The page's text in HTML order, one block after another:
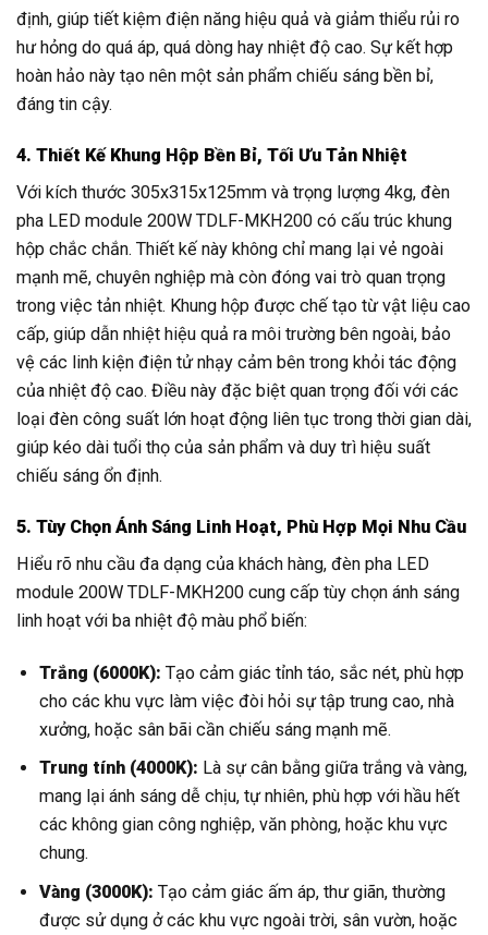
định, giúp tiết kiệm điện năng hiệu quả và giảm thiểu rủi ro
hư hỏng do quá áp, quá dòng hay nhiệt độ cao. Sự kết hợp
hoàn hảo này tạo nên một sản phẩm chiếu sáng bền bỉ,
đáng tin cậy.
4. Thiết Kế Khung Hộp Bền Bỉ, Tối Ưu Tản Nhiệt
Với kích thước 305x315x125mm và trọng lượng 4kg, đèn
pha LED module 200W TDLF-MKH200 có cấu trúc khung
hộp chắc chắn. Thiết kế này không chỉ mang lại vẻ ngoài
mạnh mẽ, chuyên nghiệp mà còn đóng vai trò quan trọng
trong việc tản nhiệt. Khung hộp được chế tạo từ vật liệu cao
cấp, giúp dẫn nhiệt hiệu quả ra môi trường bên ngoài, bảo
vệ các linh kiện điện tử nhạy cảm bên trong khỏi tác động
của nhiệt độ cao. Điều này đặc biệt quan trọng đối với các
loại đèn công suất lớn hoạt động liên tục trong thời gian dài,
giúp kéo dài tuổi thọ của sản phẩm và duy trì hiệu suất
chiếu sáng ổn định.
5. Tùy Chọn Ánh Sáng Linh Hoạt, Phù Hợp Mọi Nhu Cầu
Hiểu rõ nhu cầu đa dạng của khách hàng, đèn pha LED
module 200W TDLF-MKH200 cung cấp tùy chọn ánh sáng
linh hoạt với ba nhiệt độ màu phổ biến:
Trắng (6000K): Tạo cảm giác tỉnh táo, sắc nét, phù hợp
cho các khu vực làm việc đòi hỏi sự tập trung cao, nhà
xưởng, hoặc sân bãi cần chiếu sáng mạnh mẽ.
Trung tính (4000K): Là sự cân bằng giữa trắng và vàng,
mang lại ánh sáng dễ chịu, tự nhiên, phù hợp với hầu hết
các không gian công nghiệp, văn phòng, hoặc khu vực
chung.
Vàng (3000K): Tạo cảm giác ấm áp, thư giãn, thường
được sử dụng ở các khu vực ngoài trời, sân vườn, hoặc